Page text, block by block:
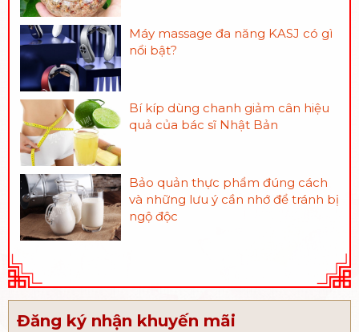
Máy massage đa năng KASJ có gì
nổi bật?
Bí kíp dùng chanh giảm cân hiệu
quả của bác sĩ Nhật Bản
Bảo quản thực phẩm đúng cách
và những lưu ý cần nhớ để tránh bị
ngộ độc
Đăng ký nhận khuyến mãi